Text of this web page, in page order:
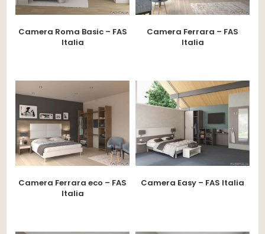
Camera Roma Basic – FAS
Italia
Camera Ferrara – FAS
Italia
Camera Ferrara eco – FAS
Italia
Camera Easy – FAS Italia